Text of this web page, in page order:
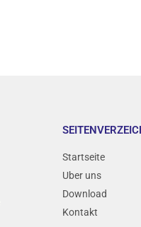
Startseite
Uber uns
Download
Kontakt